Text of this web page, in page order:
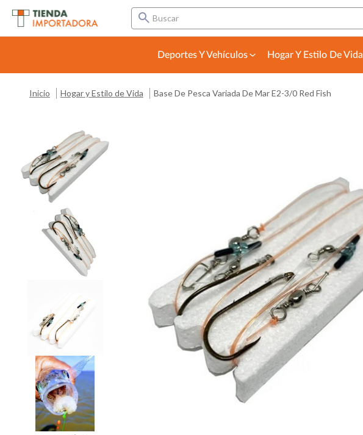
Buscar
Deportes Y Vehículos Hogar Y Estilo De Vida
Inicio Hogar y Estilo de Vida Base De Pesca Variada De Mar E2-3/0 Red Fish